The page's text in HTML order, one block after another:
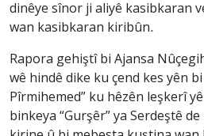
dinêye sînor ji aliyê kasibkaran
wan kasibkaran kiribûn.
Rapora gehiştî bi Ajansa
wê hindê dike ku çend kes yên
Pîrmihemed” ku hêzên leşkerî
binkeya “Gurşêr” ya Serdeştê